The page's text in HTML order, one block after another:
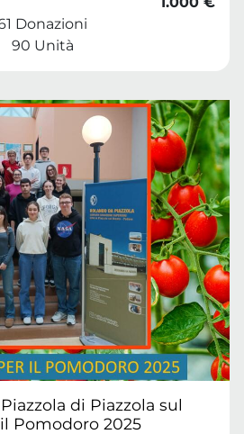
Donazioni
90 Unità
di Piazzola sul
Pomodoro 2025